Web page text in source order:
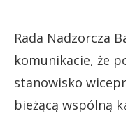
Rada Nadzorcza
komunikacie, że
stanowisko
bieżącą wspólną